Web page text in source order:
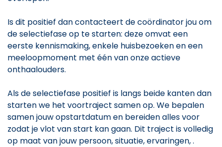
Is dit positief dan contacteert de coördinator jou om
de selectiefase op te starten: deze omvat een
eerste kennismaking, enkele huisbezoeken en een
meeloopmoment met één van onze actieve
onthaalouders.
Als de selectiefase positief is langs beide kanten dan
starten we het voortraject samen op. We bepalen
samen jouw opstartdatum en bereiden alles voor
zodat je vlot van start kan gaan. Dit traject is volledig
op maat van jouw persoon, situatie, ervaringen, .